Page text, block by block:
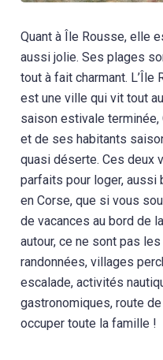
Quant à Île Rousse, elle
aussi jolie. Ses plages
tout à fait charmant. L’Île
est une ville qui vit tout
saison estivale
et de ses habitants
quasi déserte. Ces deux
parfaits pour loger, aussi
en Corse, que si vous
de vacances au bord de
autour, ce ne sont pas
randonnées, villages
escalade, activités
gastronomiques, route
occuper toute la famille !